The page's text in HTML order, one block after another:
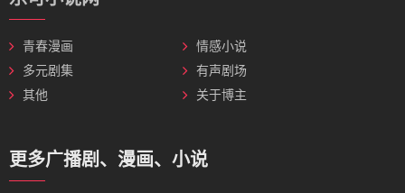
青春漫画
情感小说
多元剧集
有声剧场
其他
关于博主
更多广播剧、漫画、小说